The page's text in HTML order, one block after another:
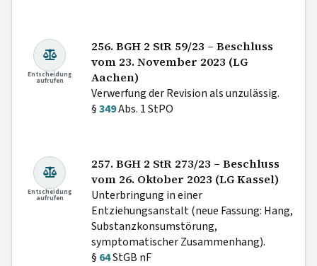
Entscheidung
aufrufen
256. BGH 2 StR 59/23 – Beschluss
vom 23. November 2023 (LG
Aachen)
Verwerfung der Revision als unzulässig.
§349Abs. 1 StPO
Entscheidung
aufrufen
257. BGH 2 StR 273/23 – Beschluss
vom 26. Oktober 2023 (LG Kassel)
Unterbringung in einer
Entziehungsanstalt (neue Fassung: Hang,
Substanzkonsumstörung,
symptomatischer Zusammenhang).
§ 64StGB nF